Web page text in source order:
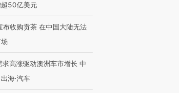
50亿美元
布收购贡茶 在中国大陆无法
求高涨驱动澳洲车市增长 中
海·汽车